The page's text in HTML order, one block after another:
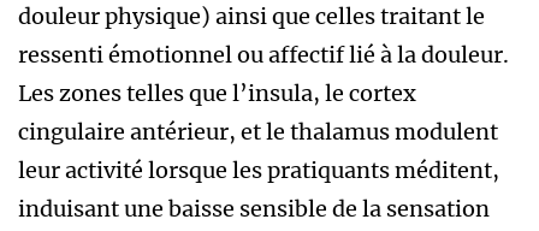
douleur physique) ainsi que celles traitant le
ressenti émotionnel ou affectif lié à la douleur.
Les zones telles que l’insula, le cortex
cingulaire antérieur, et le thalamus modulent
leur activité lorsque les pratiquants méditent,
induisant une baisse sensible de la sensation